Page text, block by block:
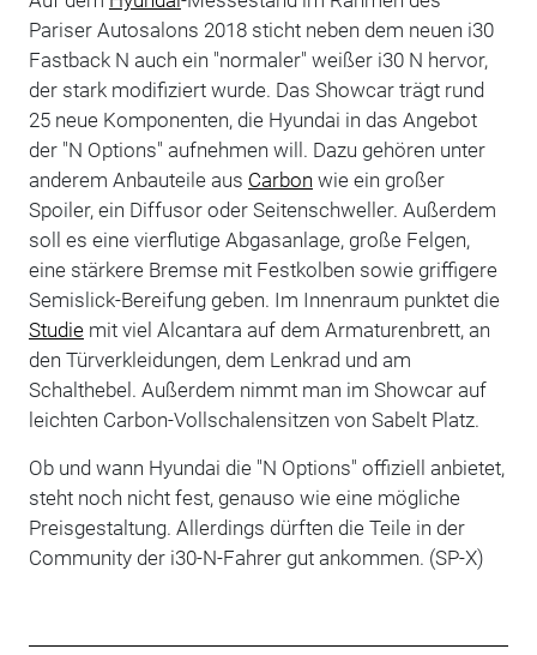
Pariser Autosalons 2018 sticht neben dem neuen i30
Fastback N auch ein "normaler" weißer i30 N hervor,
der stark modifiziert wurde. Das Showcar trägt rund
25 neue Komponenten, die Hyundai in das Angebot
der "N Options" aufnehmen will. Dazu gehören unter
anderem Anbauteile aus Carbon wie ein großer
Spoiler, ein Diffusor oder Seitenschweller. Außerdem
soll es eine vierflutige Abgasanlage, große Felgen,
eine stärkere Bremse mit Festkolben sowie griffigere
Semislick-Bereifung geben. Im Innenraum punktet die
Studiemit viel Alcantara auf dem Armaturenbrett, an
den Türverkleidungen, dem Lenkrad und am
Schalthebel. Außerdem nimmt man im Showcar auf
leichten Carbon-Vollschalensitzen von Sabelt Platz.
Ob und wann Hyundai die "N Options" offiziell anbietet,
steht noch nicht fest, genauso wie eine mögliche
Preisgestaltung. Allerdings dürften die Teile in der
Community der i30-N-Fahrer gut ankommen. (SP-X)